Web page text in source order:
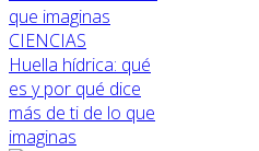
CIENCIAS
Huella hídrica: qué
es y por qué dice
más de ti de lo que
imaginas